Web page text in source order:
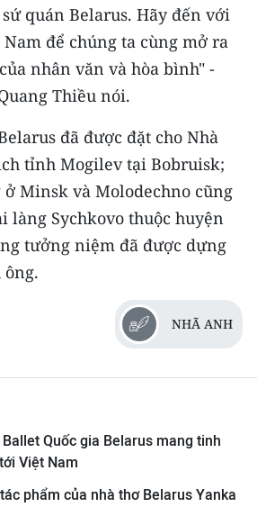
quán Belarus. Hãy đến với
để chúng ta cùng mở ra
nhân văn và hòa bình" -
Thiều nói.
đã được đặt cho Nhà
tỉnh Mogilev tại Bobruisk;
Minsk và Molodechno cũng
làng Sychkovo thuộc huyện
tưởng niệm đã được dựng
NHÃ ANH
Ballet Quốc gia Belarus mang tinh
Việt Nam
phẩm của nhà thơ Belarus Yanka